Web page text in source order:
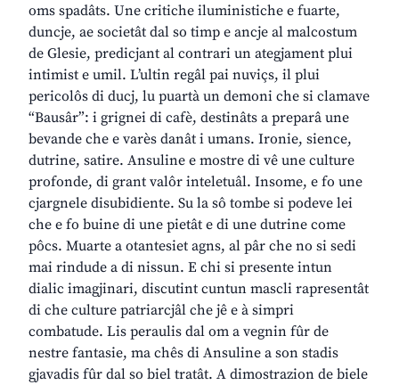
oms spadâts. Une critiche iluministiche e fuarte,
duncje, ae societât dal so timp e ancje al malcostum
de Glesie, predicjant al contrari un ategjament plui
intimist e umil. L’ultin regâl pai nuviçs, il plui
pericolôs di ducj, lu puartà un demoni che si clamave
“Bausâr”: i grignei di cafè, destinâts a preparâ une
bevande che e varès danât i umans. Ironie, sience,
dutrine, satire. Ansuline e mostre di vê une culture
profonde, di grant valôr inteletuâl. Insome, e fo une
cjargnele disubidiente. Su la sô tombe si podeve lei
che e fo buine di une pietât e di une dutrine come
pôcs. Muarte a otantesiet agns, al pâr che no si sedi
mai rindude a di nissun. E chi si presente intun
dialic imagjinari, discutint cuntun mascli rapresentât
di che culture patriarcjâl che jê e à simpri
combatude. Lis peraulis dal om a vegnin fûr de
nestre fantasie, ma chês di Ansuline a son stadis
gjavadis fûr dal so biel tratât. A dimostrazion de biele